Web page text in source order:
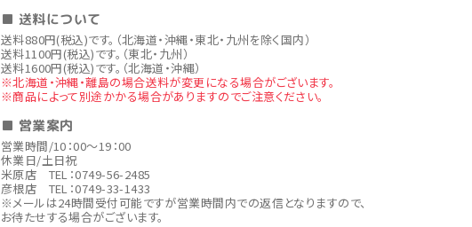
■ 送料について
送料880円(税込)です。（北海道・沖縄・東北・九州を除く国内）
送料1100円(税込)です。（東北・九州）
送料1600円(税込)です。（北海道・沖縄）
※北海道・沖縄・離島の場合送料が変更になる場合がございます。
※商品によって別途かかる場合がありますのでご注意ください。
■ 営業案内
営業時間/10：00～19：00
休業日/土日祝
米原店 TEL：0749-56-2485
彦根店 TEL：0749-33-1433
※メールは24時間受付可能ですが営業時間内での返信となりますので、
お待たせする場合がございます。